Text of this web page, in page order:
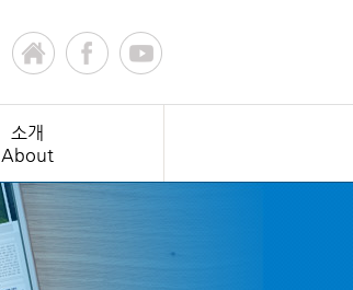
소개
About